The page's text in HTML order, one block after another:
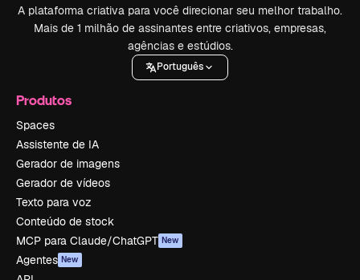
A plataforma criativa para você direcionar seu melhor trabalho.
Mais de 1 milhão de assinantes entre criativos, empresas,
agências e estúdios.
Português
Produtos
Spaces
Assistente de IA
Gerador de imagens
Gerador de vídeos
Texto para voz
Conteúdo de stock
MCP para Claude/ChatGPT New
Agentes New